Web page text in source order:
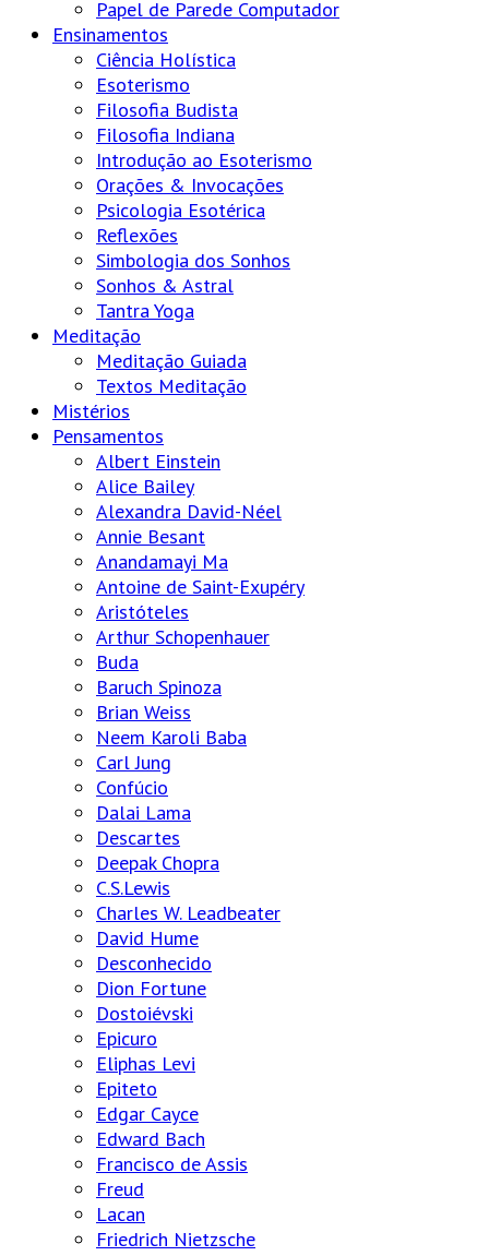
Papel de Parede Computador
Ensinamentos
Ciência Holística
Esoterismo
Filosofia Budista
Filosofia Indiana
Introdução ao Esoterismo
Orações & Invocações
Psicologia Esotérica
Reflexões
Simbologia dos Sonhos
Sonhos & Astral
Tantra Yoga
Meditação
Meditação Guiada
Textos Meditação
Mistérios
Pensamentos
Albert Einstein
Alice Bailey
Alexandra David-Néel
Annie Besant
Anandamayi Ma
Antoine de Saint-Exupéry
Aristóteles
Arthur Schopenhauer
Buda
Baruch Spinoza
Brian Weiss
Neem Karoli Baba
Carl Jung
Confúcio
Dalai Lama
Descartes
Deepak Chopra
C.S.Lewis
Charles W. Leadbeater
David Hume
Desconhecido
Dion Fortune
Dostoiévski
Epicuro
Eliphas Levi
Epiteto
Edgar Cayce
Edward Bach
Francisco de Assis
Freud
Lacan
Friedrich Nietzsche